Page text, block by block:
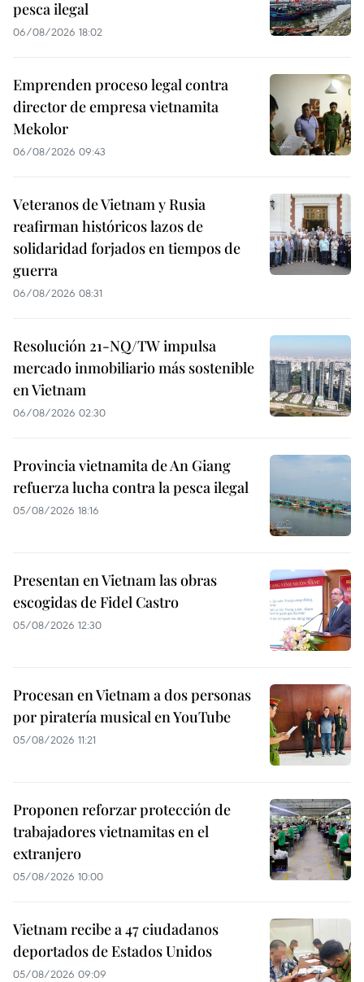
pesca ilegal
06/08/2026 18:02
Emprenden proceso legal contra
director de empresa vietnamita
Mekolor
06/08/2026 09:43
Veteranos de Vietnam y Rusia
reafirman históricos lazos de
solidaridad forjados en tiempos de
guerra
06/08/2026 08:31
Resolución 21-NQ/TW impulsa
mercado inmobiliario más sostenible
en Vietnam
06/08/2026 02:30
Provincia vietnamita de An Giang
refuerza lucha contra la pesca ilegal
05/08/2026 18:16
Presentan en Vietnam las obras
escogidas de Fidel Castro
05/08/2026 12:30
Procesan en Vietnam a dos personas
por piratería musical en YouTube
05/08/2026 11:21
Proponen reforzar protección de
trabajadores vietnamitas en el
extranjero
05/08/2026 10:00
Vietnam recibe a 47 ciudadanos
deportados de Estados Unidos
05/08/2026 09:09